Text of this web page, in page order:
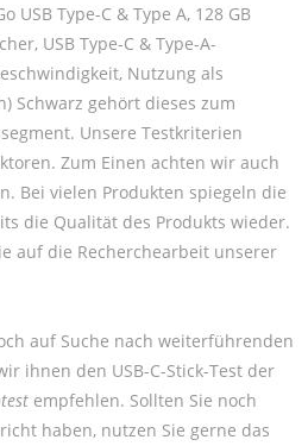
USB Type-C & Type A, 128 GB
USB Type-C & Type-A-
Nutzung als
Schwarz gehört dieses zum
Unsere Testkriterien
Zum Einen achten wir auch
Bei vielen Produkten spiegeln die
die Qualität des Produkts wieder.
auf die Recherchearbeit unserer
auf Suche nach weiterführenden
ihnen den USB-C-Stick-Test der
empfehlen. Sollten Sie noch
haben, nutzen Sie gerne das